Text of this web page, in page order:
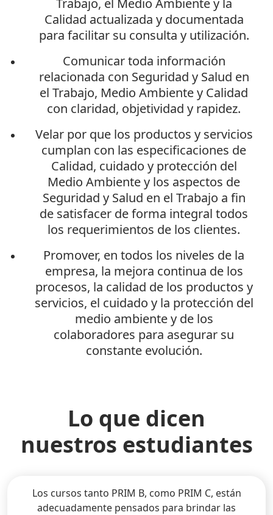
Trabajo, el Medio Ambiente y la
Calidad actualizada y documentada
para facilitar su consulta y utilización.
Comunicar toda información
relacionada con Seguridad y Salud en
el Trabajo, Medio Ambiente y Calidad
con claridad, objetividad y rapidez.
Velar por que los productos y servicios
cumplan con las especificaciones de
Calidad, cuidado y protección del
Medio Ambiente y los aspectos de
Seguridad y Salud en el Trabajo a fin
de satisfacer de forma integral todos
los requerimientos de los clientes.
Promover, en todos los niveles de la
empresa, la mejora continua de los
procesos, la calidad de los productos y
servicios, el cuidado y la protección del
medio ambiente y de los
colaboradores para asegurar su
constante evolución.
Lo que dicen
nuestros estudiantes
Los cursos tanto PRIM B, como PRIM C, están
adecuadamente pensados para brindar las